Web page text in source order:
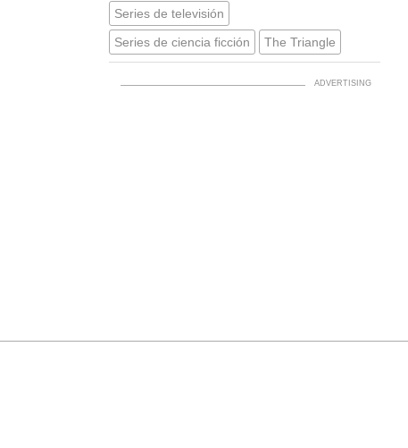
Series de televisión
Series de ciencia ficción
The Triangle